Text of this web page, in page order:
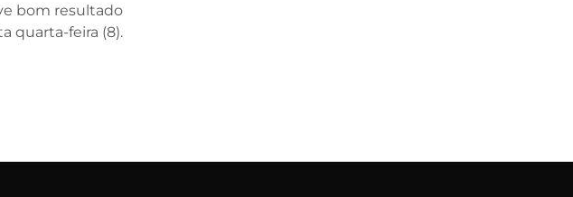
bom resultado
quarta-feira (8).